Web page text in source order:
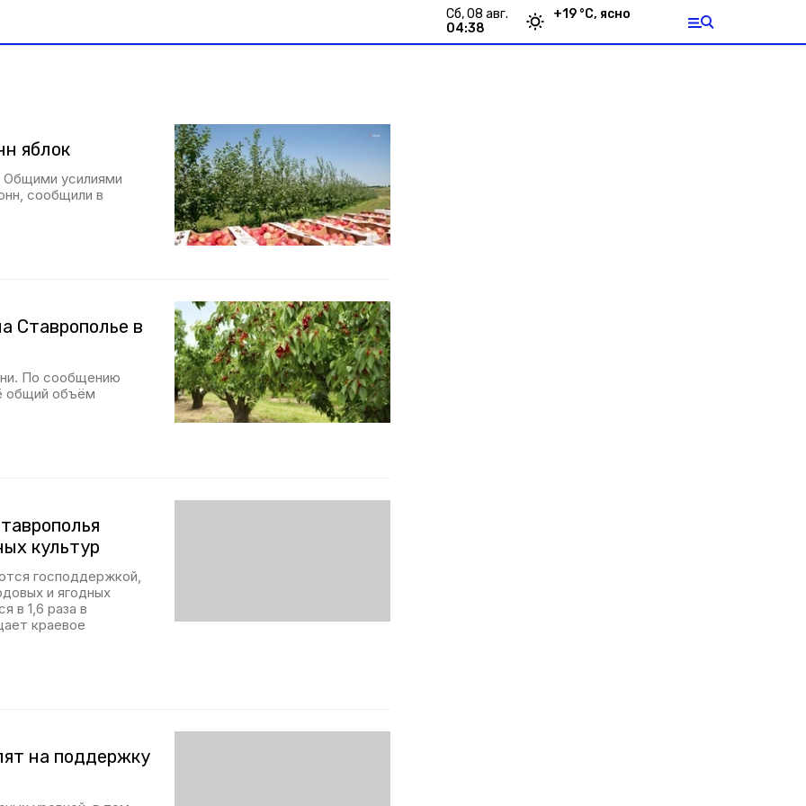
сб, 08 авг.
04:38
+19 °С, ясно
яблок
Общими усилиями
сообщили в
Ставрополье в
По сообщению
общий объём
культур
господдержкой,
и ягодных
в 1,6 раза в
краевое
на поддержку